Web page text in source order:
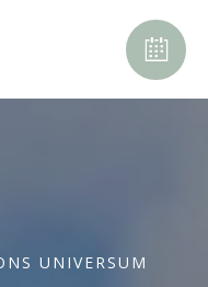
UNIVERSUM